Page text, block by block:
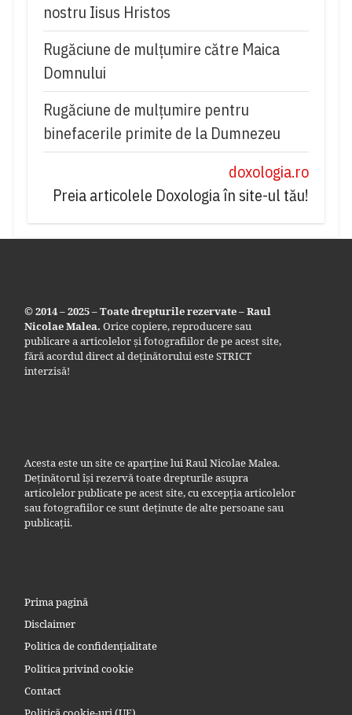
nostru Iisus Hristos
Rugăciune de mulţumire către Maica
Domnului
Rugăciune de mulțumire pentru
binefacerile primite de la Dumnezeu
doxologia.ro
Preia articolele Doxologia în site-ul tău!
© 2014 – 2025 – Toate drepturile rezervate – Raul
Nicolae Malea. Orice copiere, reproducere sau
publicare a articolelor și fotografiilor de pe acest site,
fără acordul direct al deținătorului este STRICT
interzisă!
Acesta este un site ce aparține lui Raul Nicolae Malea.
Deținătorul își rezervă toate drepturile asupra
articolelor publicate pe acest site, cu excepția articolelor
sau fotografiilor ce sunt deținute de alte persoane sau
publicații.
Prima pagină
Disclaimer
Politica de confidențialitate
Politica privind cookie
Contact